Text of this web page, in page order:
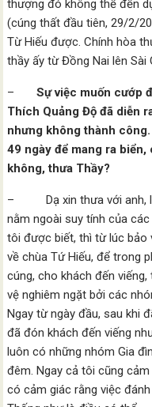
thượng đó không thể đến
(cúng thất đầu tiên, 29/2/
Từ Hiếu được. Chính hòa
thầy ấy từ Đồng Nai lên Sài
–Sự việc muốn cướp
Thích Quảng Độ đã diễn
nhưng không thành
49 ngày để mang ra
không, thưa Thầy?
– Dạ xin thưa với anh, là
nằm ngoài suy tính của
tôi được biết, thì từ lúc bảo
về chùa Tứ Hiếu, để trong
cúng, cho khách đến
vệ nghiêm ngặt bởi các
Ngay từ ngày đầu, sau khi
đã đón khách đến viếng
luôn có những nhóm Gia
đêm. Ngay cả tôi cũng
có cảm giác rằng việc